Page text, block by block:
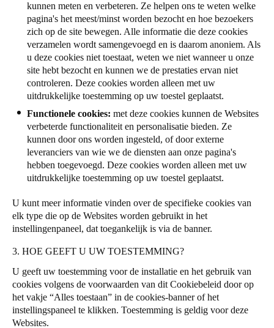
kunnen meten en verbeteren. Ze helpen ons te weten welke
pagina's het meest/minst worden bezocht en hoe bezoekers
zich op de site bewegen. Alle informatie die deze cookies
verzamelen wordt samengevoegd en is daarom anoniem. Als
u deze cookies niet toestaat, weten we niet wanneer u onze
site hebt bezocht en kunnen we de prestaties ervan niet
controleren. Deze cookies worden alleen met uw
uitdrukkelijke toestemming op uw toestel geplaatst.
Functionele cookies: met deze cookies kunnen de Websites
verbeterde functionaliteit en personalisatie bieden. Ze
kunnen door ons worden ingesteld, of door externe
leveranciers van wie we de diensten aan onze pagina's
hebben toegevoegd. Deze cookies worden alleen met uw
uitdrukkelijke toestemming op uw toestel geplaatst.
U kunt meer informatie vinden over de specifieke cookies van
elk type die op de Websites worden gebruikt in het
instellingenpaneel, dat toegankelijk is via de banner.
3. HOE GEEFT U UW TOESTEMMING?
U geeft uw toestemming voor de installatie en het gebruik van
cookies volgens de voorwaarden van dit Cookiebeleid door op
het vakje “Alles toestaan” in de cookies-banner of het
instellingspaneel te klikken. Toestemming is geldig voor deze
Websites.